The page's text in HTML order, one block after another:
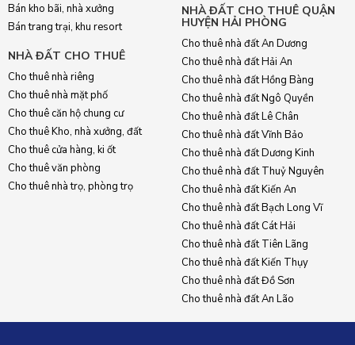
Bán kho bãi, nhà xưởng
Bán trang trại, khu resort
NHÀ ĐẤT CHO THUÊ
Cho thuê nhà riêng
Cho thuê nhà mặt phố
Cho thuê căn hộ chung cư
Cho thuê Kho, nhà xưởng, đất
Cho thuê cửa hàng, ki ốt
Cho thuê văn phòng
Cho thuê nhà trọ, phòng trọ
NHÀ ĐẤT CHO THUÊ QUẬN
HUYỆN HẢI PHÒNG
Cho thuê nhà đất An Dương
Cho thuê nhà đất Hải An
Cho thuê nhà đất Hồng Bàng
Cho thuê nhà đất Ngô Quyền
Cho thuê nhà đất Lê Chân
Cho thuê nhà đất Vĩnh Bảo
Cho thuê nhà đất Dương Kinh
Cho thuê nhà đất Thuỷ Nguyên
Cho thuê nhà đất Kiến An
Cho thuê nhà đất Bạch Long Vĩ
Cho thuê nhà đất Cát Hải
Cho thuê nhà đất Tiên Lãng
Cho thuê nhà đất Kiến Thụy
Cho thuê nhà đất Đồ Sơn
Cho thuê nhà đất An Lão